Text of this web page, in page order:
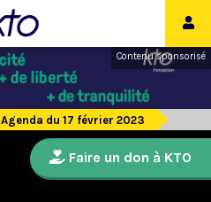
Contenu sponsorisé
Agenda du 17 février 2023
Faire un don à KTO